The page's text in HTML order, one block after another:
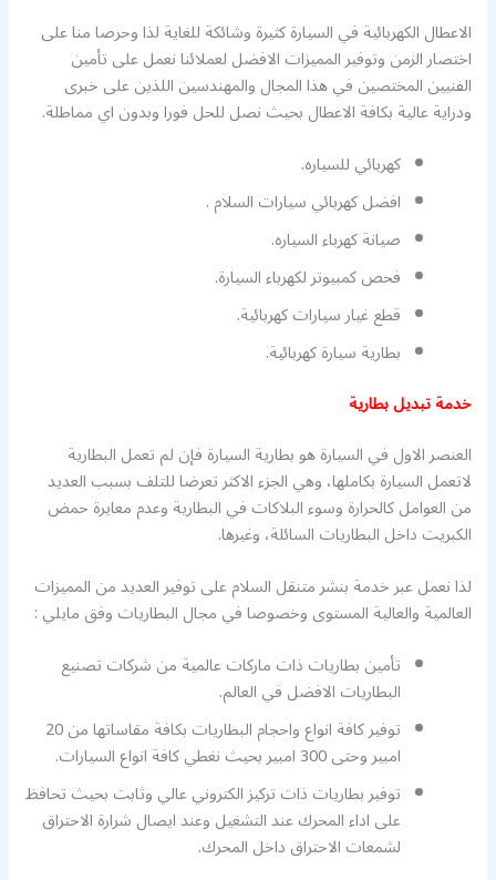
الاعطال الكهربائية في السيارة كثيرة وشائكة للغاية لذا وحرصا منا على
اختصار الزمن وتوفير المميزات الافضل لعملائنا نعمل على تأمين
الفنيين المختصين في هذا المجال والمهندسين اللذين على خبرى
ودراية عالية بكافة الاعطال بحيث نصل للحل فورا وبدون اي مماطلة.
كهربائي للسياره.
افضل كهربائي سيارات السلام .
صيانة كهرباء السياره.
فحص كمبيوتر لكهرباء السيارة.
قطع غيار سيارات كهربائية.
بطارية سيارة كهربائية.
خدمة تبديل بطارية
العنصر الاول في السيارة هو بطارية السيارة فإن لم تعمل البطارية
لاتعمل السيارة بكاملها، وهي الجزء الاكثر تعرضا للتلف بسبب العديد
من العوامل كالحرارة وسوء البلاكات في البطارية وعدم معايرة حمض
الكبريت داخل البطاريات السائلة، وغيرها.
لذا نعمل عبر خدمة بنشر متنقل السلام على توفير العديد من المميزات
العالمية والعالية المستوى وخصوصا في مجال البطاريات وفق مايلي :
تأمين بطاريات ذات ماركات عالمية من شركات تصنيع
البطاريات الافضل في العالم.
توفير كافة انواع واحجام البطاريات بكافة مقاساتها من 20
امبير وحتى 300 امبير بحيث نغطي كافة انواع السيارات.
توفير بطاريات ذات تركيز الكتروني عالي وثابت بحيث تحافظ
على اداء المحرك عند التشغيل وعند ايصال شرارة الاحتراق
لشمعات الاحتراق داخل المحرك.